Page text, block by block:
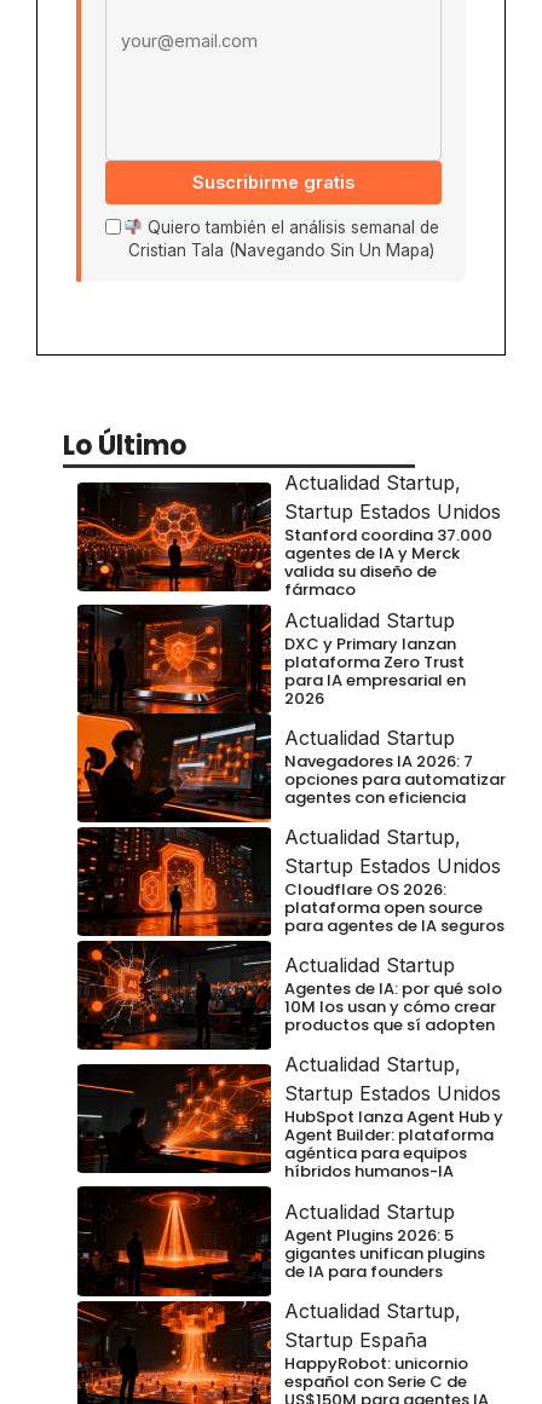
Suscribirme gratis
Quiero también el análisis semanal de
Cristian Tala (Navegando Sin Un Mapa)
Lo Último
Actualidad Startup,
Startup Estados Unidos
Stanford coordina 37.000
agentes de IA y Merck
valida su diseño de
fármaco
Actualidad Startup
DXC y Primary lanzan
plataforma Zero Trust
para IA empresarial en
2026
Actualidad Startup
Navegadores IA 2026: 7
opciones para automatizar
agentes con eficiencia
Actualidad Startup,
Startup Estados Unidos
Cloudflare OS 2026:
plataforma open source
para agentes de IA seguros
Actualidad Startup
Agentes de IA: por qué solo
10M los usan y cómo crear
productos que sí adopten
Actualidad Startup,
Startup Estados Unidos
HubSpot lanza Agent Hub y
Agent Builder: plataforma
agéntica para equipos
híbridos humanos-IA
Actualidad Startup
Agent Plugins 2026: 5
gigantes unifican plugins
de IA para founders
Actualidad Startup,
Startup España
HappyRobot: unicornio
español con Serie C de
US$150M para agentes IA